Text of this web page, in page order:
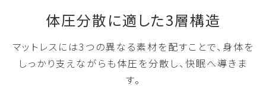
体圧分散に適した3層構造
マットレスには3つの異なる素材を配すことで、身体を
しっかり支えながらも体圧を分散し、快眠へ導きま
す。